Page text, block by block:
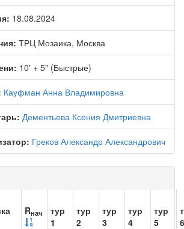
18.08.2024
ТРЦ Мозаика, Москва
10' + 5" (Быстрые)
Кауфман Анна Владимировна
Дементьева Ксения Дмитриевна
Греков Александр Александрович
Rнач
тур
1
тур
2
тур
3
тур
4
тур
5
6